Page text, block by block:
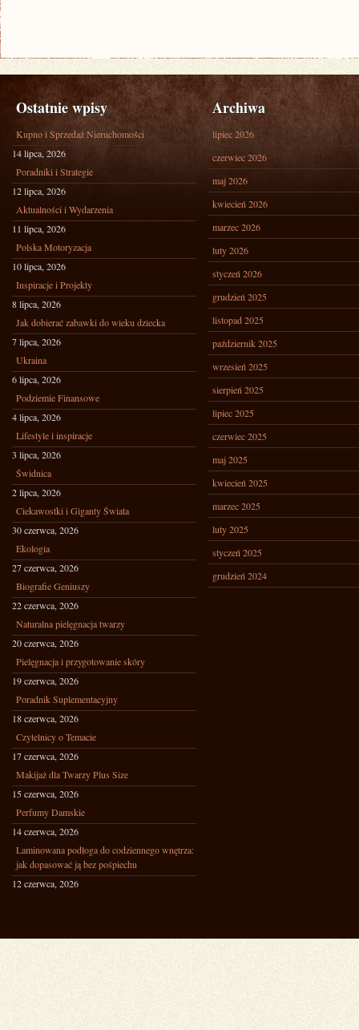
Ostatnie wpisy
Kupno i Sprzedaż Nieruchomości
14 lipca, 2026
Poradniki i Strategie
12 lipca, 2026
Aktualności i Wydarzenia
11 lipca, 2026
Polska Motoryzacja
10 lipca, 2026
Inspiracje i Projekty
8 lipca, 2026
Jak dobierać zabawki do wieku dziecka
7 lipca, 2026
Ukraina
6 lipca, 2026
Podziemie Finansowe
4 lipca, 2026
Lifestyle i inspiracje
3 lipca, 2026
Świdnica
2 lipca, 2026
Ciekawostki i Giganty Świata
30 czerwca, 2026
Ekologia
27 czerwca, 2026
Biografie Geniuszy
22 czerwca, 2026
Naturalna pielęgnacja twarzy
20 czerwca, 2026
Pielęgnacja i przygotowanie skóry
19 czerwca, 2026
Poradnik Suplementacyjny
18 czerwca, 2026
Czytelnicy o Temacie
17 czerwca, 2026
Makijaż dla Twarzy Plus Size
15 czerwca, 2026
Perfumy Damskie
14 czerwca, 2026
Laminowana podłoga do codziennego wnętrza:
jak dopasować ją bez pośpiechu
12 czerwca, 2026
Archiwa
lipiec 2026
czerwiec 2026
maj 2026
kwiecień 2026
marzec 2026
luty 2026
styczeń 2026
grudzień 2025
listopad 2025
październik 2025
wrzesień 2025
sierpień 2025
lipiec 2025
czerwiec 2025
maj 2025
kwiecień 2025
marzec 2025
luty 2025
styczeń 2025
grudzień 2024